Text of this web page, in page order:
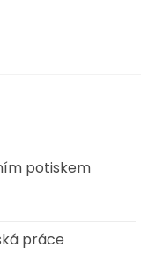
potiskem
práce